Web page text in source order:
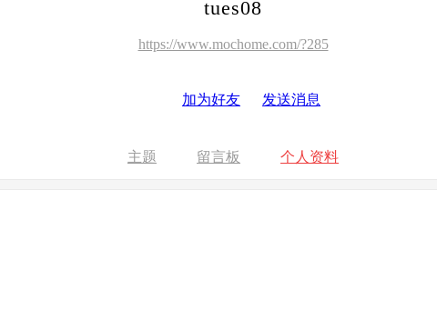
tues08
https://www.mochome.com/?285
加为好友 发送消息
主题 留言板 个人资料